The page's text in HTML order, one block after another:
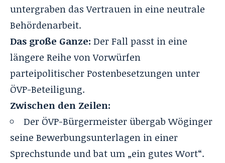
untergraben das Vertrauen in eine neutrale
Behördenarbeit.
Das große Ganze: Der Fall passt in eine
längere Reihe von Vorwürfen
parteipolitischer Postenbesetzungen unter
ÖVP-Beteiligung.
Zwischen den Zeilen:
Der ÖVP-Bürgermeister übergab Wöginger
seine Bewerbungsunterlagen in einer
Sprechstunde und bat um „ein gutes Wort“.